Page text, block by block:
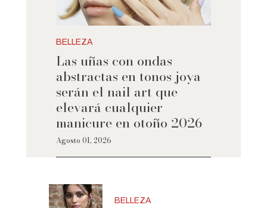
BELLEZA
Las uñas con ondas
abstractas en tonos joya
serán el nail art que
elevará cualquier
manicure en otoño 2026
Agosto 01, 2026
BELLEZA